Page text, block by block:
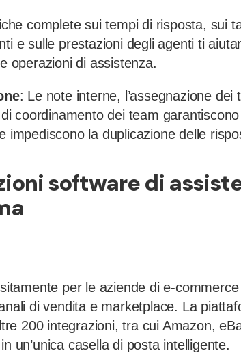
complete sui tempi di risposta, sui
e sulle prestazioni degli agenti ti
operazioni di assistenza.
: Le note interne, l’assegnazione dei
coordinamento dei team
impediscono la duplicazione delle
software di
per le aziende di e-
di vendita e marketplace. La
200 integrazioni, tra cui Amazon,
un’unica casella di posta intelligente.